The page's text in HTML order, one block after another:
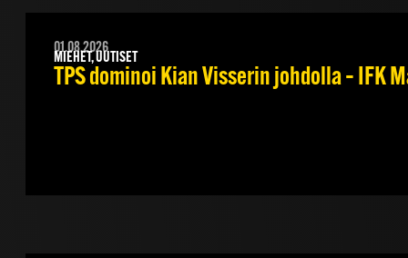
01.08.2026
MIEHET, UUTISET
TPS dominoi Kian Visserin johdolla – IFK